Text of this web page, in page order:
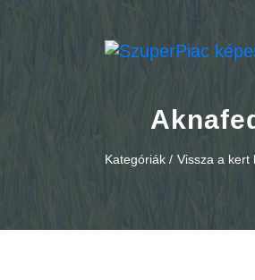
Kategóriák / Vissza a kert